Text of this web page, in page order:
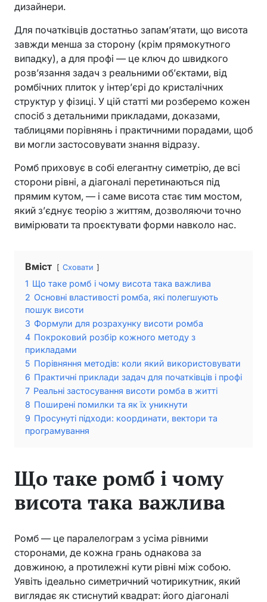
дизайнери.
Для початківців достатньо запам’ятати, що висота
завжди менша за сторону (крім прямокутного
випадку), а для профі — це ключ до швидкого
розв’язання задач з реальними об’єктами, від
ромбічних плиток у інтер’єрі до кристалічних
структур у фізиці. У цій статті ми розберемо кожен
спосіб з детальними прикладами, доказами,
таблицями порівнянь і практичними порадами, щоб
ви могли застосовувати знання відразу.
Ромб приховує в собі елегантну симетрію, де всі
сторони рівні, а діагоналі перетинаються під
прямим кутом, — і саме висота стає тим мостом,
який з’єднує теорію з життям, дозволяючи точно
вимірювати та проєктувати форми навколо нас.
Вміст Сховати
1 Що таке ромб і чому висота така важлива
2 Основні властивості ромба, які полегшують
пошук висоти
3 Формули для розрахунку висоти ромба
4 Покроковий розбір кожного методу з
прикладами
5 Порівняння методів: коли який використовувати
6 Практичні приклади задач для початківців і профі
7 Реальні застосування висоти ромба в житті
8 Поширені помилки та як їх уникнути
9 Просунуті підходи: координати, вектори та
програмування
Що таке ромб і чому
висота така важлива
Ромб — це паралелограм з усіма рівними
сторонами, де кожна грань однакова за
довжиною, а протилежні кути рівні між собою.
Уявіть ідеально симетричний чотирикутник, який
виглядає як стиснутий квадрат: його діагоналі